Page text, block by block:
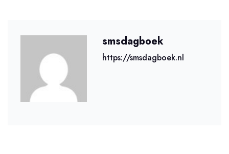
smsdagboek
https://smsdagboek.nl